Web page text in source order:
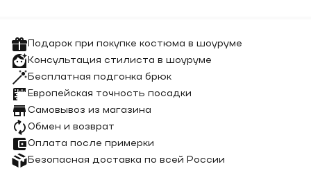
Подарок при покупке костюма в шоуруме
Консультация стилиста в шоуруме
Бесплатная подгонка брюк
Европейская точность посадки
Самовывоз из магазина
Обмен и возврат
Оплата после примерки
Безопасная доставка по всей России